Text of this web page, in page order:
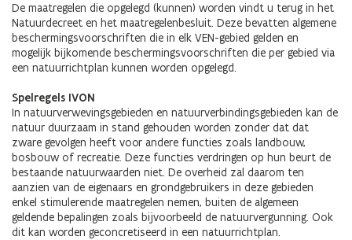
De maatregelen die opgelegd (kunnen) worden vindt u terug in het
Natuurdecreet en het maatregelenbesluit. Deze bevatten algemene
beschermingsvoorschriften die in elk VEN-gebied gelden en
mogelijk bijkomende beschermingsvoorschriften die per gebied via
een natuurrichtplan kunnen worden opgelegd.
Spelregels IVON
In natuurverwevingsgebieden en natuurverbindingsgebieden kan de
natuur duurzaam in stand gehouden worden zonder dat dat
zware gevolgen heeft voor andere functies zoals landbouw,
bosbouw of recreatie. Deze functies verdringen op hun beurt de
bestaande natuurwaarden niet. De overheid zal daarom ten
aanzien van de eigenaars en grondgebruikers in deze gebieden
enkel stimulerende maatregelen nemen, buiten de algemeen
geldende bepalingen zoals bijvoorbeeld de natuurvergunning. Ook
dit kan worden geconcretiseerd in een natuurrichtplan.